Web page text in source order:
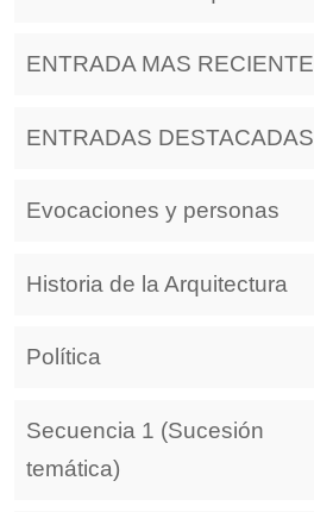
ENTRADA MAS RECIENTE
ENTRADAS DESTACADAS
Evocaciones y personas
Historia de la Arquitectura
Política
Secuencia 1 (Sucesión
temática)